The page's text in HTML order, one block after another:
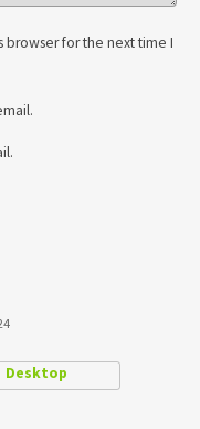
browser for the next time I
Desktop